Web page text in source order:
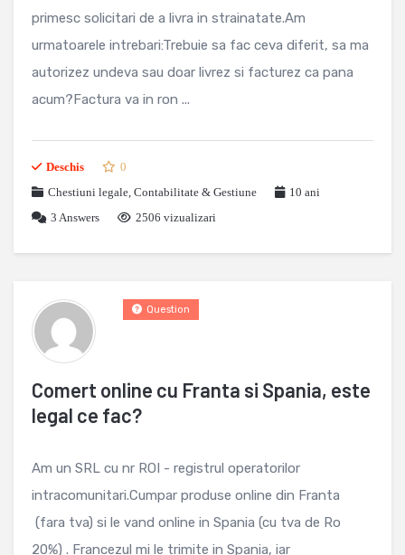
primesc solicitari de a livra in strainatate.Am
urmatoarele intrebari:Trebuie sa fac ceva diferit, sa ma
autorizez undeva sau doar livrez si facturez ca pana
acum?Factura va in ron ...
Deschis
0
Chestiuni legale, Contabilitate & Gestiune
10 ani
3 Answers 2506 vizualizari
Comert online cu Franta si Spania, este
legal ce fac?
Question
Am un SRL cu nr ROI - registrul operatorilor
intracomunitari.Cumpar produse online din Franta
(fara tva) si le vand online in Spania (cu tva de Ro
20%) . Francezul mi le trimite in Spania, iar